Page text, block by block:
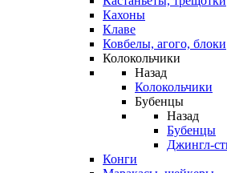
Кахоны
Клаве
Ковбелы, агого, блоки
Колокольчики
Назад
Колокольчики
Бубенцы
Назад
Бубенцы
Джингл-
Конги